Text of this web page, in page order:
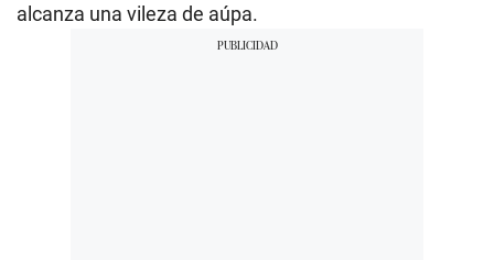
alcanza una vileza de aúpa.